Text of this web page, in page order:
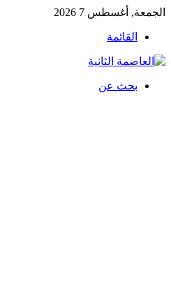
الجمعة, أغسطس 7 2026
القائمة
بحث عن